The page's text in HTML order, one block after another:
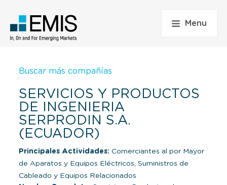
Menu
Buscar más compañías
SERVICIOS Y PRODUCTOS
DE INGENIERIA
SERPRODIN S.A.
(ECUADOR)
Principales Actividades: Comerciantes al por Mayor
de Aparatos y Equipos Eléctricos, Suministros de
Cableado y Equipos Relacionados